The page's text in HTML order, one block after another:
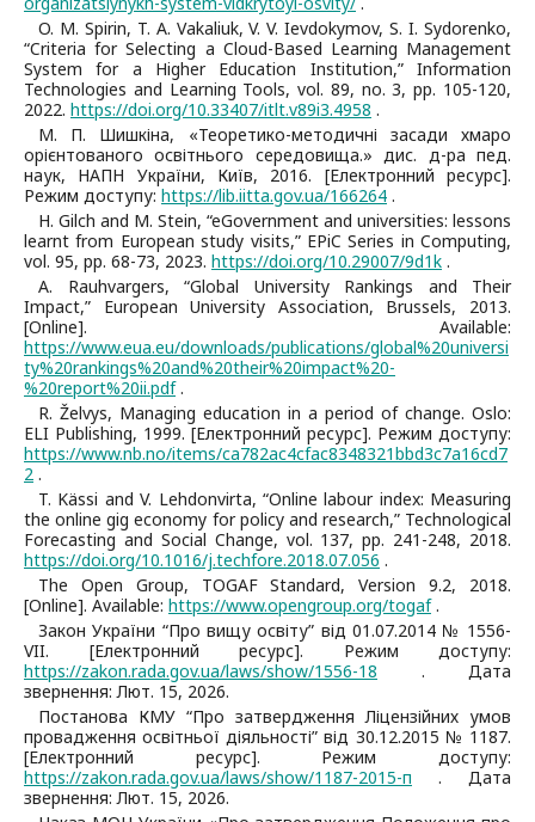
O. M. Spirin, T. A. Vakaliuk, V. V. Ievdokymov, S. I. Sydorenko,
“Criteria for Selecting a Cloud-Based Learning Management
System for a Higher Education Institution,” Information
Technologies and Learning Tools, vol. 89, no. 3, pp. 105-120,
2022. https://doi.org/10.33407/itlt.v89i3.4958 .
М. П. Шишкіна, «Теоретико-методичні засади хмаро
орієнтованого освітнього середовища.» дис. д-ра пед.
наук, НАПН України, Київ, 2016. [Електронний ресурс].
Режим доступу: https://lib.iitta.gov.ua/166264 .
H. Gilch and M. Stein, “eGovernment and universities: lessons
learnt from European study visits,” EPiC Series in Computing,
vol. 95, pp. 68-73, 2023. https://doi.org/10.29007/9d1k .
A. Rauhvargers, “Global University Rankings and Their
Impact,” European University Association, Brussels, 2013.
[Online]. Available:
https://www.eua.eu/downloads/publications/global%20universi
ty%20rankings%20and%20their%20impact%20-
%20report%20ii.pdf.
R. Želvys, Managing education in a period of change. Oslo:
ELI Publishing, 1999. [Електронний ресурс]. Режим доступу:
https://www.nb.no/items/ca782ac4cfac8348321bbd3c7a16cd7
2 .
T. Kässi and V. Lehdonvirta, “Online labour index: Measuring
the online gig economy for policy and research,” Technological
Forecasting and Social Change, vol. 137, pp. 241-248, 2018.
https://doi.org/10.1016/j.techfore.2018.07.056 .
The Open Group, TOGAF Standard, Version 9.2, 2018.
[Online]. Available: https://www.opengroup.org/togaf.
Закон України “Про вищу освіту” від 01.07.2014 № 1556-
VII. [Електронний ресурс]. Режим доступу:
https://zakon.rada.gov.ua/laws/show/1556-18 . Дата
звернення: Лют. 15, 2026.
Постанова КМУ “Про затвердження Ліцензійних умов
провадження освітньої діяльності” від 30.12.2015 № 1187.
[Електронний ресурс]. Режим доступу:
https://zakon.rada.gov.ua/laws/show/1187-2015-п . Дата
звернення: Лют. 15, 2026.